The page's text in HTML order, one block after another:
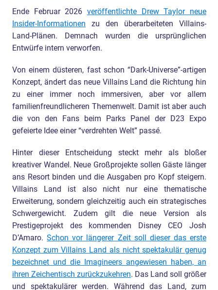
Ende Februar 2026 veröffentlichte Drew Taylor neue
Insider-Informationen zu den überarbeiteten Villains-
Land-Plänen. Demnach wurden die ursprünglichen
Entwürfe intern verworfen.
Von einem düsteren, fast schon “Dark-Universe”-artigen
Konzept, ändert das neue Villains Land die Richtung hin
zu einer immer noch immersiven, aber vor allem
familienfreundlicheren Themenwelt. Damit ist aber auch
die von den Fans beim Parks Panel der D23 Expo
gefeierte Idee einer “verdrehten Welt” passé.
Hinter dieser Entscheidung steckt mehr als bloßer
kreativer Wandel. Neue Großprojekte sollen Gäste länger
ans Resort binden und die Ausgaben pro Kopf steigern.
Villains Land ist also nicht nur eine thematische
Erweiterung, sondern gleichzeitig auch ein strategisches
Schwergewicht. Zudem gilt die neue Version als
Prestigeprojekt des kommenden Disney CEO Josh
D’Amaro.Schon vor längerer Zeit soll dieser das erste
Konzept zum Villains Land als nicht spektakulär genug
bezeichnet und die Imagineers angewiesen haben, an
ihren Zeichentisch zurückzukehren. Das Land soll größer
und spektakulärer werden. Während das Land, zum